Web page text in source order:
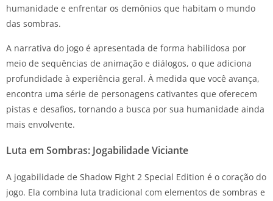
humanidade e enfrentar os demônios que habitam o mundo
das sombras.
A narrativa do jogo é apresentada de forma habilidosa por
meio de sequências de animação e diálogos, o que adiciona
profundidade à experiência geral. À medida que você avança,
encontra uma série de personagens cativantes que oferecem
pistas e desafios, tornando a busca por sua humanidade ainda
mais envolvente.
Luta em Sombras: Jogabilidade Viciante
A jogabilidade de Shadow Fight 2 Special Edition é o coração do
jogo. Ela combina luta tradicional com elementos de sombras e